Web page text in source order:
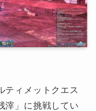
ティメットクエス
滓」に挑戦してい